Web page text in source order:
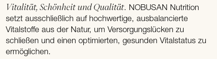
Vitalität, Schönheit und Qualität. NOBUSAN Nutrition
setzt ausschließlich auf hochwertige, ausbalancierte
Vitalstoffe aus der Natur, um Versorgungslücken zu
schließen und einen optimierten, gesunden Vitalstatus zu
ermöglichen.